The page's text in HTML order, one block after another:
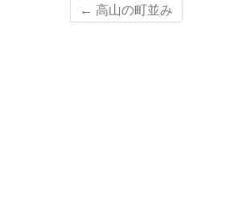
← 高山の町並み